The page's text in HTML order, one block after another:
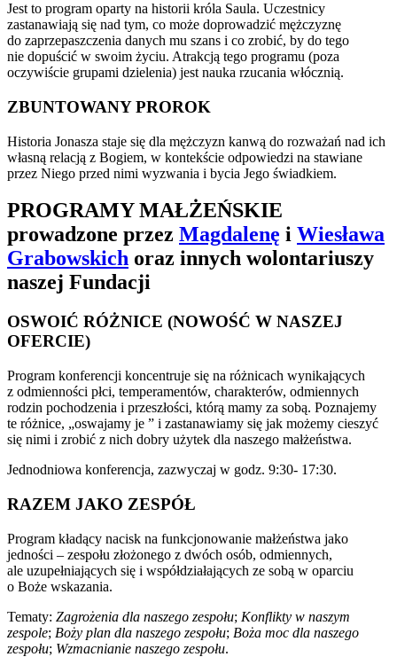
Jest to program oparty na historii króla Saula. Uczestnicy
zastanawiają się nad tym, co może doprowadzić mężczyznę
do zaprzepaszczenia danych mu szans i co zrobić, by do tego
nie dopuścić w swoim życiu. Atrakcją tego programu (poza
oczywiście grupami dzielenia) jest nauka rzucania włócznią.
ZBUNTOWANY PROROK
Historia Jonasza staje się dla mężczyzn kanwą do rozważań nad ich
własną relacją z Bogiem, w kontekście odpowiedzi na stawiane
przez Niego przed nimi wyzwania i bycia Jego świadkiem.
PROGRAMY MAŁŻEŃSKIE
prowadzone przez Magdalenę i Wiesława
Grabowskich oraz innych wolontariuszy
naszej Fundacji
OSWOIĆ RÓŻNICE (NOWOŚĆ W NASZEJ
OFERCIE)
Program konferencji koncentruje się na różnicach wynikających
z odmienności płci, temperamentów, charakterów, odmiennych
rodzin pochodzenia i przeszłości, którą mamy za sobą. Poznajemy
te różnice, „oswajamy je ” i zastanawiamy się jak możemy cieszyć
się nimi i zrobić z nich dobry użytek dla naszego małżeństwa.
Jednodniowa konferencja, zazwyczaj w godz. 9:30- 17:30.
RAZEM JAKO ZESPÓŁ
Program kładący nacisk na funkcjonowanie małżeństwa jako
jedności – zespołu złożonego z dwóch osób, odmiennych,
ale uzupełniających się i współdziałających ze sobą w oparciu
o Boże wskazania.
Tematy: Zagrożenia dla naszego zespołu; Konflikty w naszym
zespole; Boży plan dla naszego zespołu; Boża moc dla naszego
zespołu; Wzmacnianie naszego zespołu.